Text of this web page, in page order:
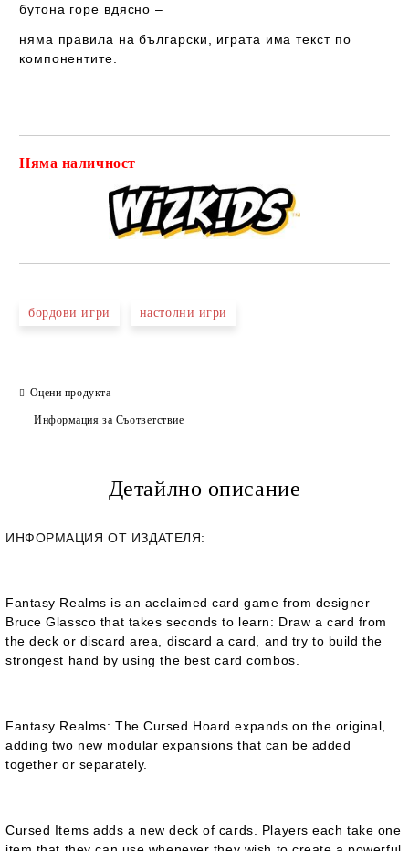
бутона горе вдясно –
няма правила на български , играта има текст по
компонентите.
Няма наличност
бордови игри настолни игри
Оцени продукта
Информация за Съответствие
Детайлно описание
ИНФОРМАЦИЯ ОТ ИЗДАТЕЛЯ:
Fantasy Realms is an acclaimed card game from designer
Bruce Glassco that takes seconds to learn: Draw a card from
the deck or discard area, discard a card, and try to build the
strongest hand by using the best card combos.
Fantasy Realms: The Cursed Hoard expands on the original,
adding two new modular expansions that can be added
together or separately.
Cursed Items adds a new deck of cards. Players each take one